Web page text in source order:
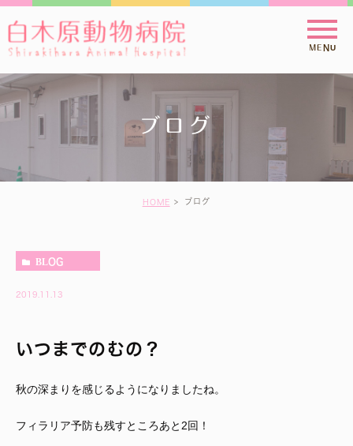
ブログ
HOME ブログ
BLOG
2019.11.13
いつまでのむの？
秋の深まりを感じるようになりましたね。
フィラリア予防も残すところあと2回！